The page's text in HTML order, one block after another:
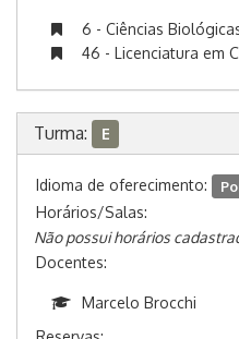
6 - Ciências
46 - Licenciatura em
Turma: E
Idioma de oferecimento:
Horários/Salas:
Não possui horários
Docentes:
Marcelo Brocchi